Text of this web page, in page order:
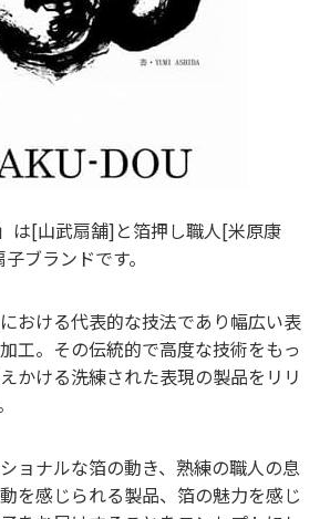
は[山武扇舗]と箔押し職人[米原康
ブランドです。
おける代表的な技法であり幅広い表
工。その伝統的で高度な技術をもっ
かける洗練された表現の製品をリリ
ョナルな箔の動き、熟練の職人の息
を感じられる製品、箔の魅力を感じ